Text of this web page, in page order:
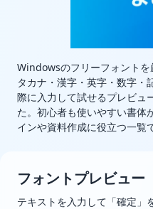
Windowsのフリーフォント
タカナ・漢字・英字・数字・
際に入力して試せるプレビュ
た。初心者も使いやすい書体
インや資料作成に役立つ一覧
フォントプレビュー
テキストを入力して「確定」